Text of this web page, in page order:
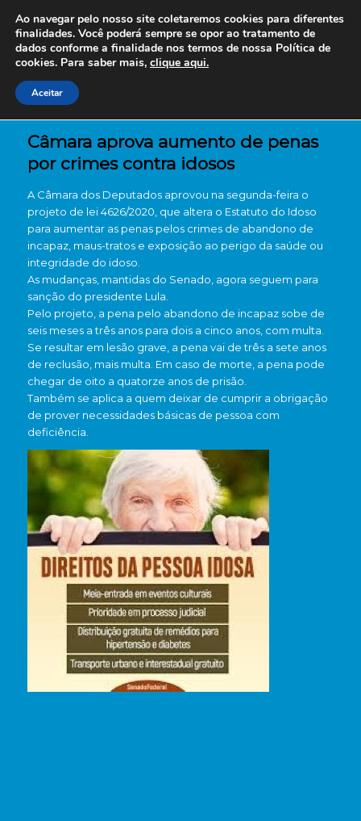
Câmara aprova aumento de penas
por crimes contra idosos
A Câmara dos Deputados aprovou na segunda-feira o
projeto de lei 4626/2020, que altera o Estatuto do Idoso
para aumentar as penas pelos crimes de abandono de
incapaz, maus-tratos e exposição ao perigo da saúde ou
integridade do idoso.
As mudanças, mantidas do Senado, agora seguem para
sanção do presidente Lula.
Pelo projeto, a pena pelo abandono de incapaz sobe de
seis meses a três anos para dois a cinco anos, com multa.
Se resultar em lesão grave, a pena vai de três a sete anos
de reclusão, mais multa. Em caso de morte, a pena pode
chegar de oito a quatorze anos de prisão.
Também se aplica a quem deixar de cumprir a obrigação
de prover necessidades básicas de pessoa com
deficiência.
Ao navegar pelo nosso site coletaremos cookies para diferentes
finalidades. Você poderá sempre se opor ao tratamento de
dados conforme a finalidade nos termos de nossa Política de
cookies. Para saber mais, clique aqui.
Aceitar